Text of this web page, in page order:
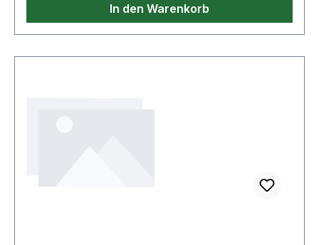
In den Warenkorb